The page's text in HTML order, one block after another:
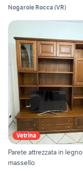
Nogarole Rocca (VR)
Vetrina
Parete attrezzata in legno
massello